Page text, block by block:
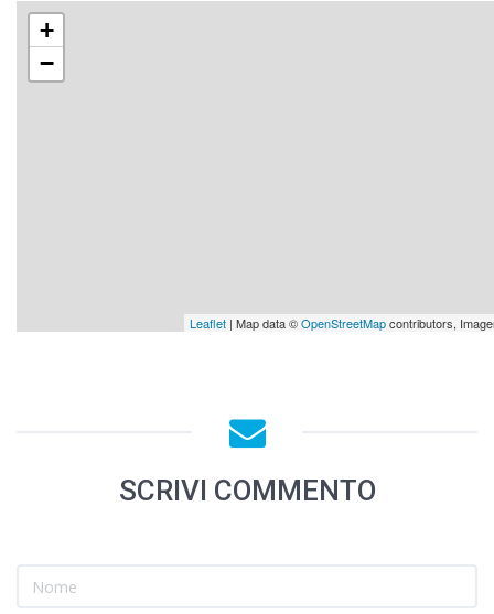
+
−
Leaflet | Map data ©OpenStreetMapcontributors,
SCRIVI COMMENTO